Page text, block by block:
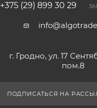
+375 (29) 899 30 29
г. Гродно, ул. 17
пом.8
ПОДПИСАТЬСЯ НА